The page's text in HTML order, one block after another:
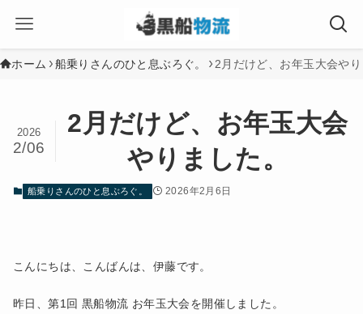
ホーム 船乗りさんのひと息ぶろぐ。 2月だけど、お年玉大会や
2月だけど、お年玉大会
やりました。
2026
2/06
船乗りさんのひと息ぶろぐ。 2026年2月6日
こんにちは、こんばんは、伊藤です。
昨日、第1回 黒船物流 お年玉大会を開催しました。